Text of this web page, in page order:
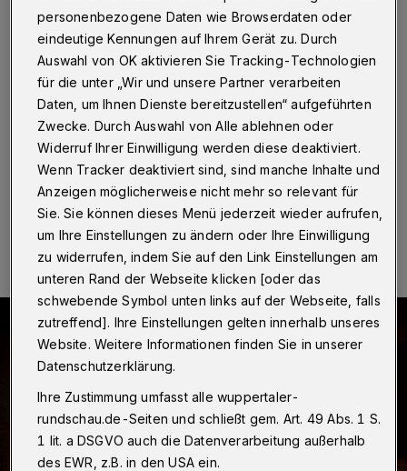
Wuppertal· Erfolglos blieb am Dienstag (14.
November 2023) der Versuch eines Einbrechers,
gegen 2:30 Uhr ein Geschäft in der Sophienstraße
auszurauben. Der Täter verletzte sich bei der
gewaltsamen Öffnung eines Fensters. Er floh ohne
Beute.
14.11.2023 , 10:57 Uhr Eine Minute Lesezeit
personenbezogene Daten wie Browserdaten oder
eindeutige Kennungen auf Ihrem Gerät zu. Durch
Auswahl von OK aktivieren Sie Tracking-Technologien
für die unter „Wir und unsere Partner verarbeiten
Daten, um Ihnen Dienste bereitzustellen“ aufgeführten
Zwecke. Durch Auswahl von Alle ablehnen oder
Widerruf Ihrer Einwilligung werden diese deaktiviert.
Wenn Tracker deaktiviert sind, sind manche Inhalte und
Anzeigen möglicherweise nicht mehr so relevant für
Sie. Sie können dieses Menü jederzeit wieder aufrufen,
um Ihre Einstellungen zu ändern oder Ihre Einwilligung
zu widerrufen, indem Sie auf den Link Einstellungen am
unteren Rand der Webseite klicken [oder das
schwebende Symbol unten links auf der Webseite, falls
zutreffend]. Ihre Einstellungen gelten innerhalb unseres
Website. Weitere Informationen finden Sie in unserer
Datenschutzerklärung.
Ihre Zustimmung umfasst alle wuppertaler-
rundschau.de-Seiten und schließt gem. Art. 49 Abs. 1 S.
1 lit. a DSGVO auch die Datenverarbeitung außerhalb
des EWR, z.B. in den USA ein.